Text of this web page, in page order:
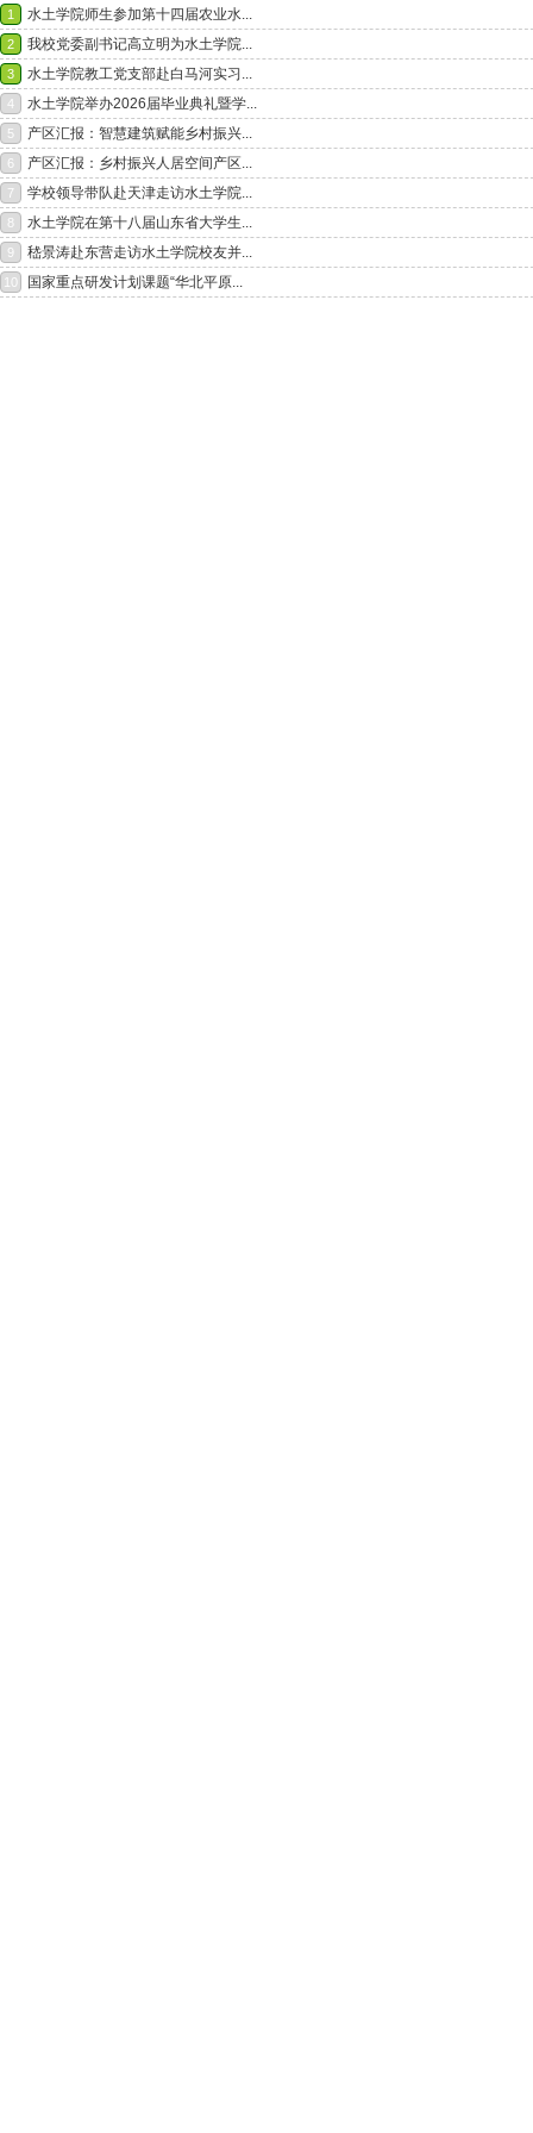
1 水土学院师生参加第十四届农业水...
2 我校党委副书记高立明为水土学院...
3 水土学院教工党支部赴白马河实习...
4 水土学院举办2026届毕业典礼暨学...
5 产区汇报：智慧建筑赋能乡村振兴...
6 产区汇报：乡村振兴人居空间产区...
7 学校领导带队赴天津走访水土学院...
8 水土学院在第十八届山东省大学生...
9 嵇景涛赴东营走访水土学院校友并...
10 国家重点研发计划课题“华北平原...